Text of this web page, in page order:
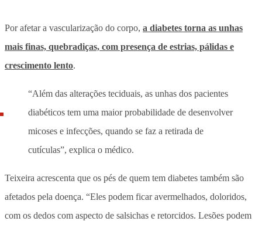
Por afetar a vascularização do corpo, a diabetes torna as unhas
mais finas, quebradiças, com presença de estrias, pálidas e
crescimento lento.
“Além das alterações teciduais, as unhas dos pacientes
diabéticos tem uma maior probabilidade de desenvolver
micoses e infecções, quando se faz a retirada de
cutículas”, explica o médico.
Teixeira acrescenta que os pés de quem tem diabetes também são
afetados pela doença. “Eles podem ficar avermelhados, doloridos,
com os dedos com aspecto de salsichas e retorcidos. Lesões podem